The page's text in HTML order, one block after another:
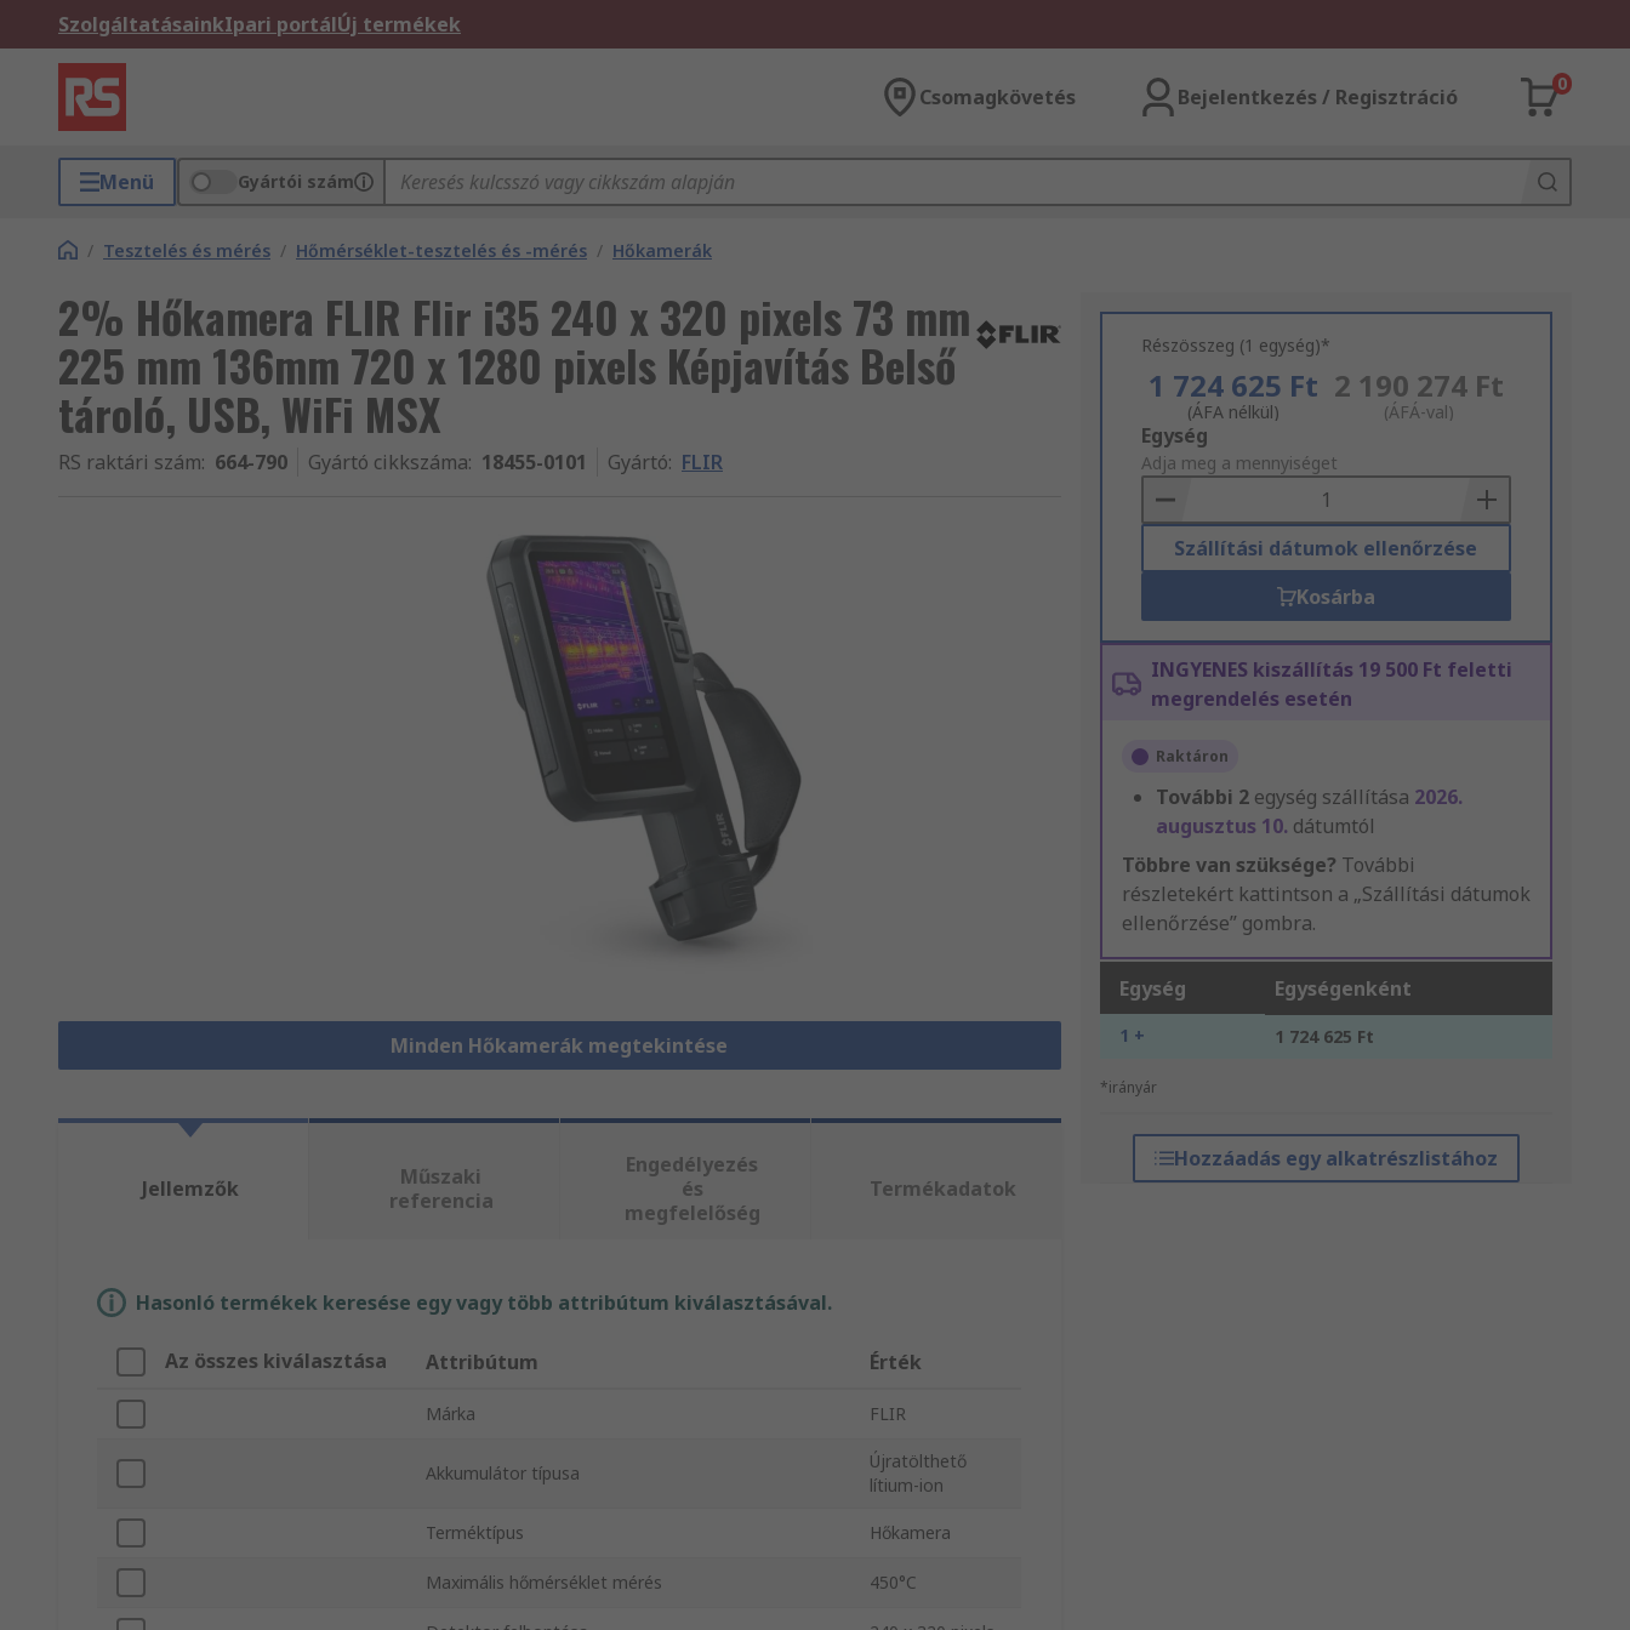
SzolgáltatásainkIpari portálÚj termékek
Csomagkövetés Bejelentkezés / Regisztráció
0
Menü Gyártói szám
/ Tesztelés és mérés / Hőmérséklet-tesztelés és -mérés / Hőkamerák
2% Hőkamera FLIR Flir i35 240 x 320 pixels 73 mm
225 mm 136mm 720 x 1280 pixels Képjavítás Belső
tároló, USB, WiFi MSX
RS raktári szám: 664-790 Gyártó cikkszáma: 18455-0101 Gyártó: FLIR
Minden Hőkamerák megtekintése
Részösszeg (1 egység)*
1 724 625 Ft
(ÁFA nélkül)
2 190 274 Ft
(ÁFÁ-val)
Add
to
Basket
Egység
Adja meg a mennyiséget
Szállítási dátumok ellenőrzése
Kosárba
INGYENES kiszállítás 19 500 Ft feletti
megrendelés esetén
Raktáron
További 2 egység szállítása 2026.
augusztus 10. dátumtól
Többre van szüksége? További
részletekért kattintson a „Szállítási dátumok
ellenőrzése” gombra.
Egység Egységenként
1 + 1 724 625 Ft
*irányár
Hozzáadás egy alkatrészlistához
Jellemzők
Műszaki
referencia
Engedélyezés
és
megfelelőség
Termékadatok
Hasonló termékek keresése egy vagy több attribútum kiválasztásával.
Az összes kiválasztása Attribútum Érték
Márka FLIR
Akkumulátor típusa
Újratölthető
lítium-ion
Terméktípus Hőkamera
Maximális hőmérséklet mérés 450°C